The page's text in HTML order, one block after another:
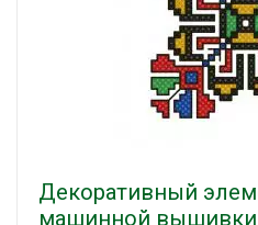
Декоративный
машинной вышивки